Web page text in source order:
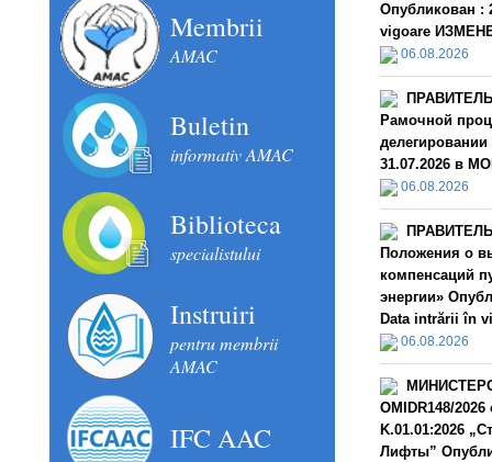
Membrii
AMAC
Buletin
informativ AMAC
Biblioteca
specialistului
Instruiri
pentru membrii
AMAC
IFC AAC
Опубликован :
vigoare
06.08.2026
Рамочной
31.07.2026 в
06.08.2026
Положения о
компенсаций
энергии»
Data intrării în
06.08.2026
OMIDR148/
K.01.01:2026
Лифты”